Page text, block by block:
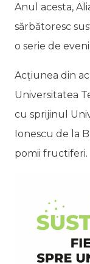
Anul acesta,
sărbătoresc
o serie de
Acțiunea din
Universitatea
cu sprijinul
Ionescu de la
pomii fructiferi.